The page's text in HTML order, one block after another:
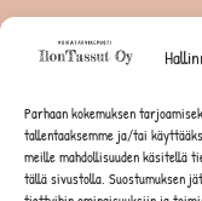
Parhaan kokemuksen
tallentaaksemme ja/tai
meille mahdollisuuden käsitellä
tällä sivustolla. Suostumuksen
TILAA UUTISKIRJE -